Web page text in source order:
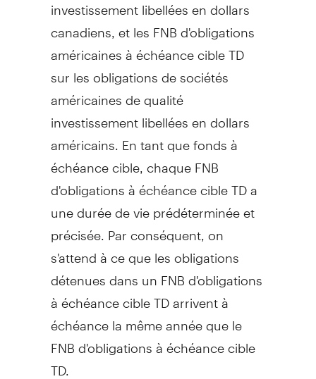
canadiens, et les FNB d'obligations
américaines à échéance cible TD
sur les obligations de sociétés
américaines de qualité
investissement libellées en dollars
américains. En tant que fonds à
échéance cible, chaque FNB
d'obligations à échéance cible TD a
une durée de vie prédéterminée et
précisée. Par conséquent, on
s'attend à ce que les obligations
détenues dans un FNB d'obligations
à échéance cible TD arrivent à
échéance la même année que le
FNB d'obligations à échéance cible
TD.